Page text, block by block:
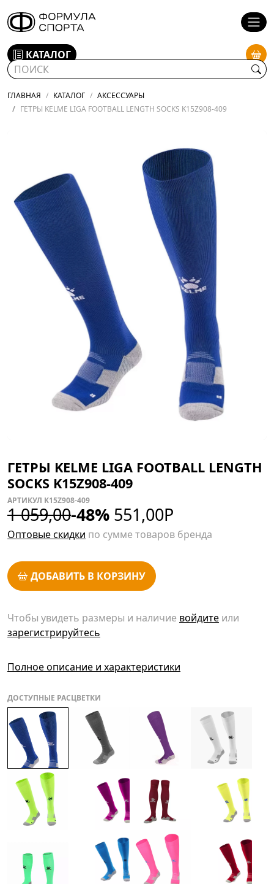
КАТАЛОГ
ГЛАВНАЯ КАТАЛОГ
АКСЕССУАРЫ
ГЕТРЫ KELME LIGA FOOTBALL LENGTH SOCKS K15Z908-409
ГЕТРЫ KELME LIGA FOOTBALL LENGTH
SOCKS K15Z908-409
АРТИКУЛ K15Z908-409
1 059,00-48% 551,00Р
Оптовые скидки по сумме товаров бренда
ДОБАВИТЬ В КОРЗИНУ
Чтобы увидеть размеры и наличие войдите или
зарегистрируйтесь
Полное описание и характеристики
ДОСТУПНЫЕ РАСЦВЕТКИ